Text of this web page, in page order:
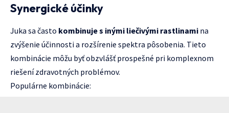
Synergické účinky
Juka sa často kombinuje s inými liečivými rastlinami na
zvýšenie účinnosti a rozšírenie spektra pôsobenia. Tieto
kombinácie môžu byť obzvlášť prospešné pri komplexnom
riešení zdravotných problémov.
Populárne kombinácie: